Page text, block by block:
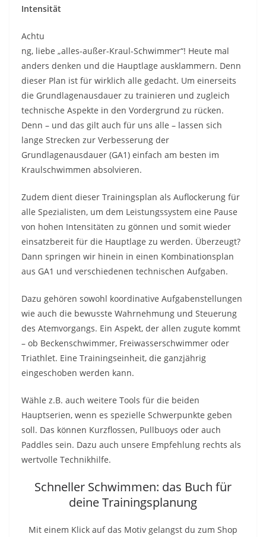
Intensität
Achtu
ng, liebe „alles-außer-Kraul-Schwimmer“! Heute mal
anders denken und die Hauptlage ausklammern. Denn
dieser Plan ist für wirklich alle gedacht. Um einerseits
die Grundlagenausdauer zu trainieren und zugleich
technische Aspekte in den Vordergrund zu rücken.
Denn – und das gilt auch für uns alle – lassen sich
lange Strecken zur Verbesserung der
Grundlagenausdauer (GA1) einfach am besten im
Kraulschwimmen absolvieren.
Zudem dient dieser Trainingsplan als Auflockerung für
alle Spezialisten, um dem Leistungssystem eine Pause
von hohen Intensitäten zu gönnen und somit wieder
einsatzbereit für die Hauptlage zu werden. Überzeugt?
Dann springen wir hinein in einen Kombinationsplan
aus GA1 und verschiedenen technischen Aufgaben.
Dazu gehören sowohl koordinative Aufgabenstellungen
wie auch die bewusste Wahrnehmung und Steuerung
des Atemvorgangs. Ein Aspekt, der allen zugute kommt
– ob Beckenschwimmer, Freiwasserschwimmer oder
Triathlet. Eine Trainingseinheit, die ganzjährig
eingeschoben werden kann.
Wähle z.B. auch weitere Tools für die beiden
Hauptserien, wenn es spezielle Schwerpunkte geben
soll. Das können Kurzflossen, Pullbuoys oder auch
Paddles sein. Dazu auch unsere Empfehlung rechts als
wertvolle Technikhilfe.
Schneller Schwimmen: das Buch für
deine Trainingsplanung
Mit einem Klick auf das Motiv gelangst du zum Shop